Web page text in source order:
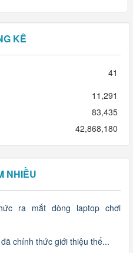
KÊ
41
11,291
83,435
42,868,180
NHIỀU
ra mắt dòng laptop chơi
chính thức giới thiệu thế...